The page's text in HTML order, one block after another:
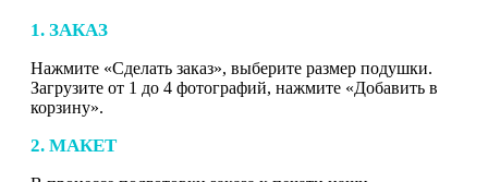
1. ЗАКАЗ
Нажмите «Сделать заказ», выберите размер подушки.
Загрузите от 1 до 4 фотографий, нажмите «Добавить в
корзину».
2. МАКЕТ